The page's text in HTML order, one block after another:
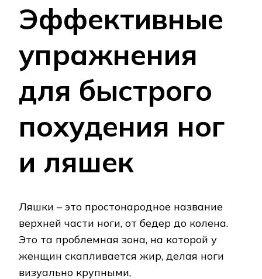
Эффективные
упражнения
для быстрого
похудения ног
и ляшек
Ляшки – это простонародное название
верхней части ноги, от бедер до колена.
Это та проблемная зона, на которой у
женщин скапливается жир, делая ноги
визуально крупными,